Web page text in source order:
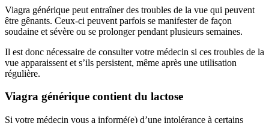
Viagra générique peut entraîner des troubles de la vue qui peuvent
être gênants. Ceux-ci peuvent parfois se manifester de façon
soudaine et sévère ou se prolonger pendant plusieurs semaines.
Il est donc nécessaire de consulter votre médecin si ces troubles de la
vue apparaissent et s’ils persistent, même après une utilisation
régulière.
Viagra générique contient du lactose
Si votre médecin vous a informé(e) d’une intolérance à certains